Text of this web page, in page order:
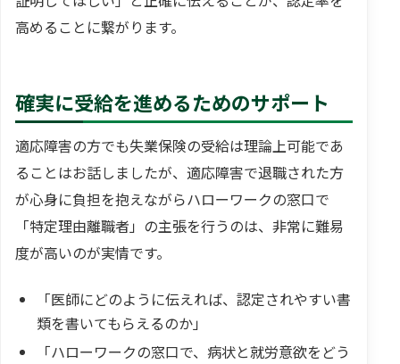
高めることに繋がります。
確実に受給を進めるためのサポート
適応障害の方でも失業保険の受給は理論上可能であ
ることはお話しましたが、適応障害で退職された方
が心身に負担を抱えながらハローワークの窓口で
「特定理由離職者」の主張を行うのは、非常に難易
度が高いのが実情です。
「医師にどのように伝えれば、認定されやすい書
類を書いてもらえるのか」
「ハローワークの窓口で、病状と就労意欲をどう